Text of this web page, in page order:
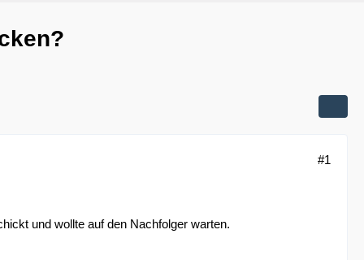
#1
und wollte auf den Nachfolger warten.